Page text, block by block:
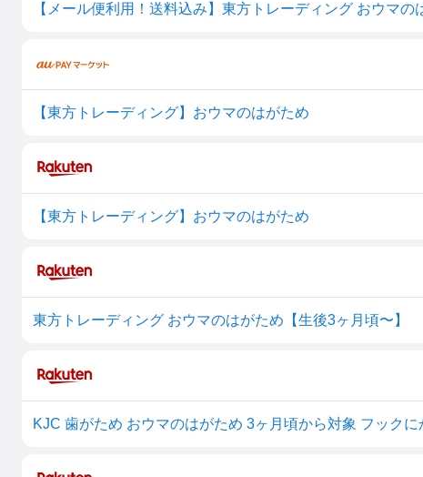
【東方トレーディング】おウマのはがため
【東方トレーディング】おウマのはがため
東方トレーディング おウマのはがため【生後3ヶ月頃〜】